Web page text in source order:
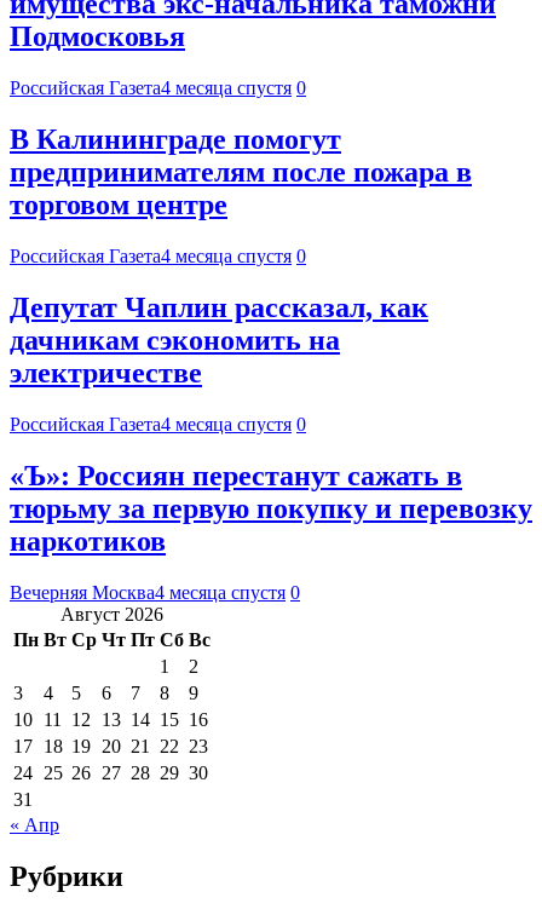
Подмосковья
Российская Газета4 месяца спустя 0
В Калининграде помогут
предпринимателям после пожара в
торговом центре
Российская Газета4 месяца спустя 0
Депутат Чаплин рассказал, как
дачникам сэкономить на
электричестве
Российская Газета4 месяца спустя 0
«Ъ»: Россиян перестанут сажать в
тюрьму за первую покупку и перевозку
наркотиков
Вечерняя Москва4 месяца спустя 0
Август 2026
Пн Вт Ср Чт Пт Сб Вс
1
2
3
4 5 6 7 8
9
10 11 12 13 14 15 16
17 18 19 20 21 22 23
24 25 26 27 28 29 30
31
« Апр
Рубрики